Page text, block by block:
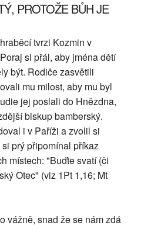
PROTOŽE BŮH JE
tvrzi Kozmin v
si přál, aby jména dětí
být. Rodiče zasvětili
mu milost, aby mu byl
jej poslali do Hnězdna,
biskup bamberský.
i v Paříži a zvolil si
prý připomínal příkaz
místech: "Buďte svatí (či
Otec" (viz 1Pt 1,16; Mt
vážně, snad že se nám zdá